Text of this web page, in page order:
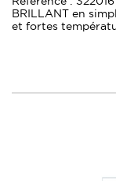
BRILLANT en
et fortes